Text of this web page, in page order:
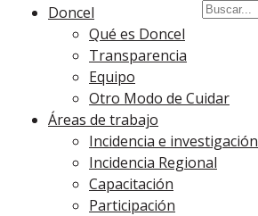
Doncel
Qué es Doncel
Transparencia
Equipo
Otro Modo de Cuidar
Áreas de trabajo
Incidencia e investigación
Incidencia Regional
Capacitación
Participación